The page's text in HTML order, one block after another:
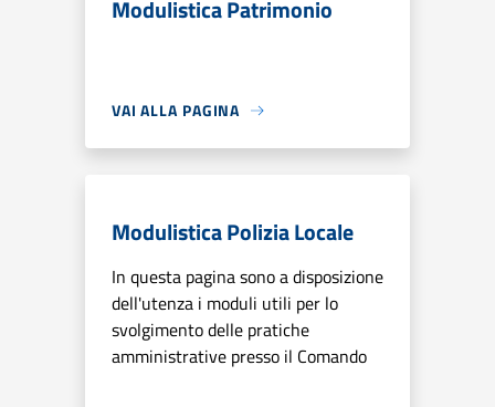
Modulistica Patrimonio
VAI ALLA PAGINA
Modulistica Polizia Locale
In questa pagina sono a disposizione
dell'utenza i moduli utili per lo
svolgimento delle pratiche
amministrative presso il Comando